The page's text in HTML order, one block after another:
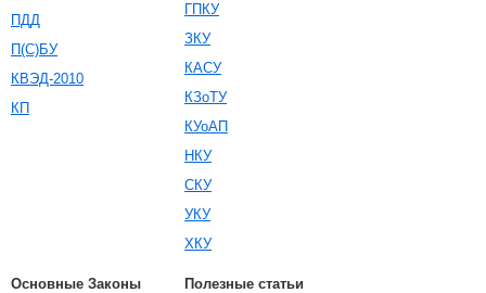
ПДД
П(С)БУ
КВЭД-2010
КП
ГПКУ
ЗКУ
КАСУ
КЗоТУ
КУоАП
НКУ
СКУ
УКУ
ХКУ
Основные Законы
Полезные статьи